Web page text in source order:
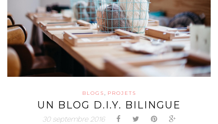
BLOGS PROJETS
UN BLOG D.I.Y. BILINGUE
30 septembre 2016